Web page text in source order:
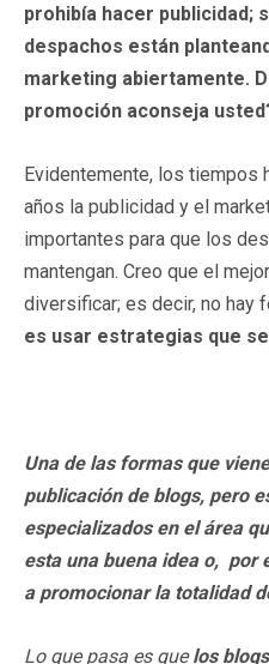
prohibía hacer publicidad;
despachos están
marketing abiertamente.
promoción aconseja
Evidentemente, los tiempos
años la publicidad y el
importantes para que los
mantengan. Creo que el
diversificar; es decir, no hay
es usar estrategias que
Una de las formas que
publicación de blogs, pero
especializados en el área
esta una buena idea o, por
a promocionar la totalidad
Lo que pasa es quelos blogs